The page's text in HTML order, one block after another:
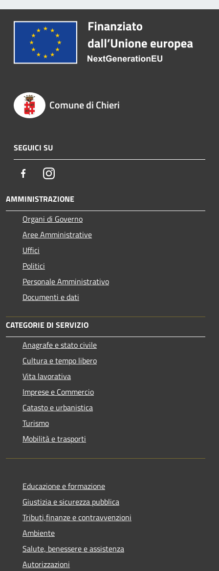
Comune di Chieri
SEGUICI SU
FacebookInstagram
AMMINISTRAZIONE
Organi di Governo
Aree Amministrative
Uffici
Politici
Personale Amministrativo
Documenti e dati
CATEGORIE DI SERVIZIO
Anagrafe e stato civile
Cultura e tempo libero
Vita lavorativa
Imprese e Commercio
Catasto e urbanistica
Turismo
Mobilità e trasporti
Educazione e formazione
Giustizia e sicurezza pubblica
Tributi,finanze e contravvenzioni
Ambiente
Salute, benessere e assistenza
Autorizzazioni